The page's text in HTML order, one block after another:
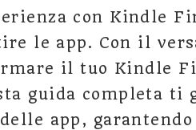
con Kindle
le app. Con il
il tuo Kindle
guida completa ti
app, garantendo